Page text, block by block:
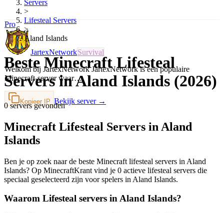
Pro
JartexNetworkSurvival
Welkom bij JartexNetwork JartexNetwork is een populaire
Minecraft-server waar…
Kopieer IP Bekijk server →
Servers
>
LifestealServers
>
Aland Islands
Beste Minecraft Lifesteal
Servers in Aland Islands (2026)
0 servers gevonden
Minecraft Lifesteal Servers in Aland
Islands
Ben je op zoek naar de beste Minecraft lifesteal servers in Aland
Islands? Op MinecraftKrant vind je 0 actieve lifesteal servers die
speciaal geselecteerd zijn voor spelers in Aland Islands.
Waarom Lifesteal servers in Aland Islands?